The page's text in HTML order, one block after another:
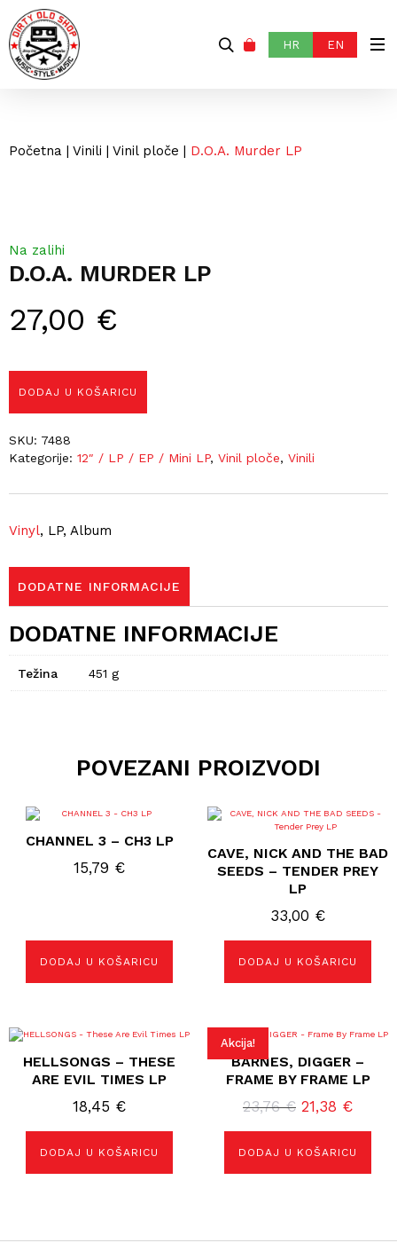
HR EN
Početna | Vinili | Vinil ploče | D.O.A. Murder LP
D.O.A. MURDER LP
27,00 €
Vinyl, LP, Album
Na zalihi
DODAJ U KOŠARICU
SKU: 7488
Kategorije: 12″ / LP / EP / Mini LP, Vinil ploče, Vinili
DODATNE INFORMACIJE
DODATNE INFORMACIJE
Težina 451 g
POVEZANI PROIZVODI
CHANNEL 3 – CH3 LP
15,79 €
DODAJ U KOŠARICU
CAVE, NICK AND THE BAD
SEEDS – TENDER PREY
LP
33,00 €
DODAJ U KOŠARICU
HELLSONGS – THESE
ARE EVIL TIMES LP
18,45 €
DODAJ U KOŠARICU
Akcija!
BARNES, DIGGER –
FRAME BY FRAME LP
23,76€ Izvorna
cijena
bila
je:
21,38 €
cijena
je:
21,38
DODAJ U KOŠARICU